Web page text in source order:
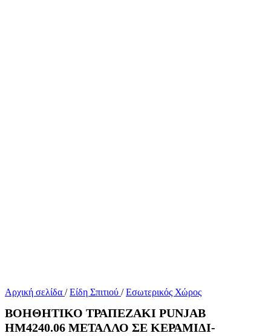
Αρχική σελίδα / Είδη Σπιτιού / Εσωτερικός Χώρος
ΒΟΗΘΗΤΙΚΟ ΤΡΑΠΕΖΑΚΙ PUNJAB
HM4240.06 ΜΕΤΑΛΛΟ ΣΕ ΚΕΡΑΜΙΔΙ-